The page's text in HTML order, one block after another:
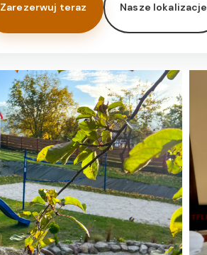
Zarezerwuj teraz Nasze lokalizacje